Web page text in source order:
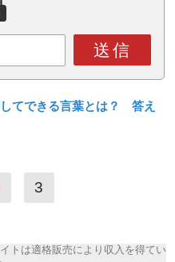
送信
してできる言葉とは？ 答え
3
トは適格販売により収入を得てい